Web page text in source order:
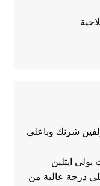
شرنك وباعلى
ايثلين
درجة عالية من